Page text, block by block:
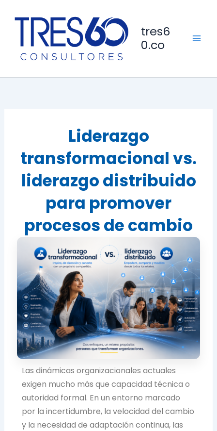
contenido
tres6
0.co
Liderazgo
transformacional vs.
liderazgo distribuido
para promover
procesos de cambio
Las dinámicas organizacionales actuales
exigen mucho más que capacidad técnica o
autoridad formal. En un entorno marcado
por la incertidumbre, la velocidad del cambio
y la necesidad de adaptación continua, las